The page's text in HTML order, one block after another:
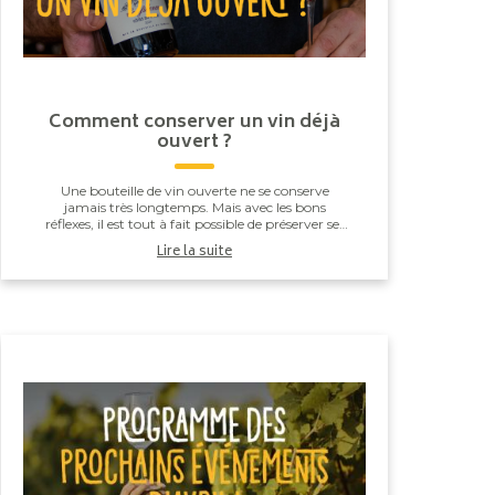
Comment conserver un vin déjà
ouvert ?
Une bouteille de vin ouverte ne se conserve
jamais très longtemps. Mais avec les bons
réflexes, il est tout à fait possible de préserver ses
arômes et son équilibre pendant quelques jours.
Voici ...
Lire la suite